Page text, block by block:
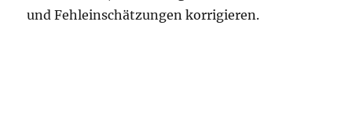
und Fehleinschätzungen korrigieren.